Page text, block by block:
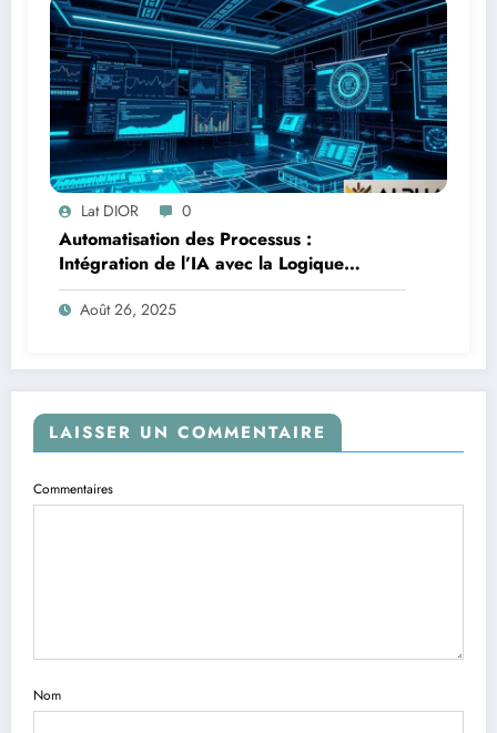
Lat DIOR 0
Automatisation des Processus :
Intégration de l’IA avec la Logique
Temporelle
Août 26, 2025
LAISSER UN COMMENTAIRE
Commentaires
Nom